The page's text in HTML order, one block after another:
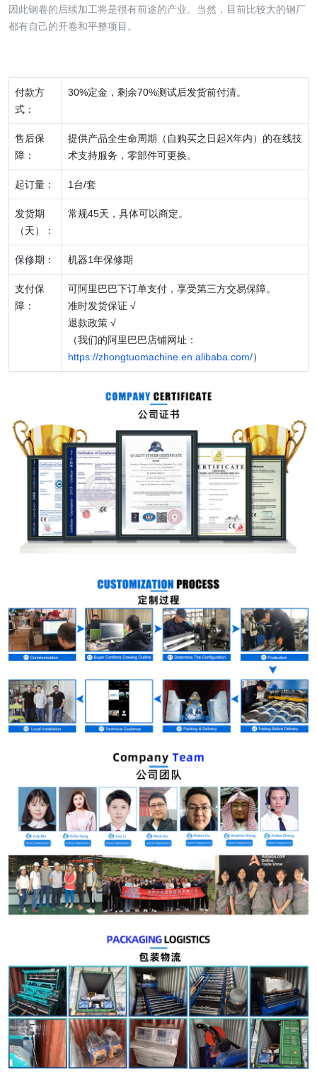
因此钢卷的后续加工将是很有前途的产业。当然，目前比较大的钢厂
都有自己的开卷和平整项目。
付款方
式：
30%定金，剩余70%测试后发货前付清。
售后保
障：
提供产品全生命周期（自购买之日起X年内）的在线技
术支持服务，零部件可更换。
起订量： 1台/套
发货期
（天）：
常规45天，具体可以商定。
保修期： 机器1年保修期
支付保
障：
可阿里巴巴下订单支付，享受第三方交易保障。
准时发货保证 √
退款政策 √
（我们的阿里巴巴店铺网址：
https://zhongtuomachine.en.alibaba.com/）